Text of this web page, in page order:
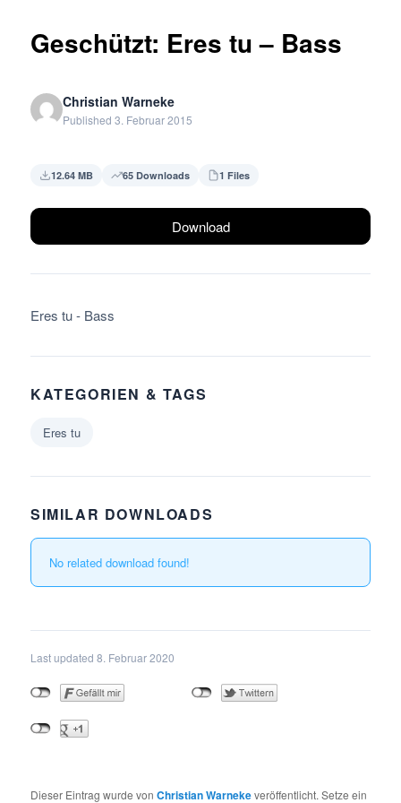
Geschützt: Eres tu – Bass
Christian Warneke
Published 3. Februar 2015
12.64 MB 65 Downloads 1 Files
Download
Eres tu - Bass
KATEGORIEN & TAGS
Eres tu
SIMILAR DOWNLOADS
No related download found!
Last updated 8. Februar 2020
Dieser Eintrag wurde vonChristian Warnekeveröffentlicht. Setze ein